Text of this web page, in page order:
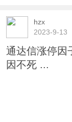
hzx
2023-9-13
通达信涨停因
因不死 ...